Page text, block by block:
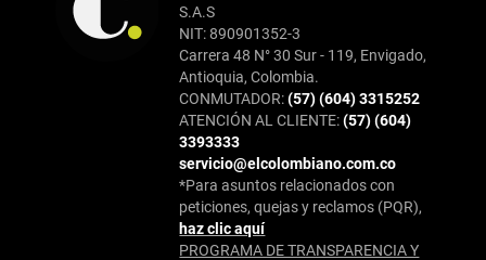
S.A.S
NIT: 890901352-3
Carrera 48 N° 30 Sur - 119, Envigado,
Antioquia, Colombia.
CONMUTADOR:(57) (604) 3315252
ATENCIÓN AL CLIENTE:(57) (604)
3393333
servicio@elcolombiano.com.co
*Para asuntos relacionados con
peticiones, quejas y reclamos (PQR),
haz clic aquí
PROGRAMA DE TRANSPARENCIA Y